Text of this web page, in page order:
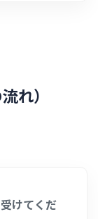
流れ）
けてくだ